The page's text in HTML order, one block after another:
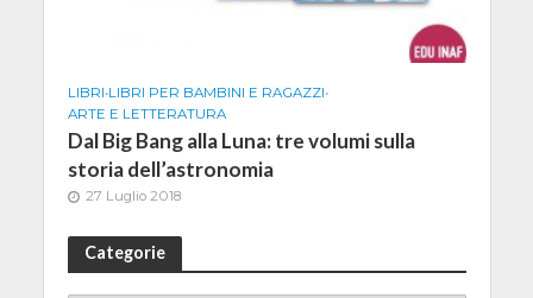
LIBRI•LIBRI PER BAMBINI E RAGAZZI•
ARTE E LETTERATURA
Dal Big Bang alla Luna: tre volumi sulla
storia dell’astronomia
27 Luglio 2018
Categorie